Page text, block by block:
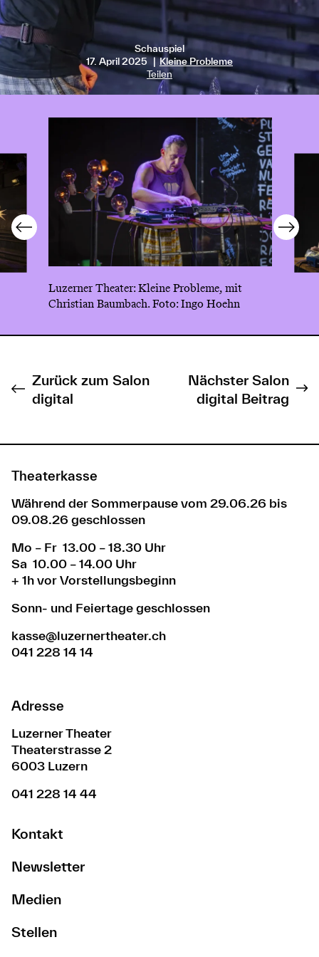
Schauspiel
17. April 2025
Kleine Probleme
Teilen
Luzerner Theater: Kleine Probleme, mit
Christian Baumbach. Foto: Ingo Hoehn
Zurück zum Salon
digital
Nächster Salon
digital Beitrag
Theaterkasse
Während der Sommerpause vom 29.06.26 bis
09.08.26 geschlossen
Mo – Fr 13.00 – 18.30 Uhr
Sa 10.00 – 14.00 Uhr
+ 1h vor Vorstellungsbeginn
Sonn- und Feiertage geschlossen
kasse@luzernertheater.ch
041 228 14 14
Adresse
Luzerner Theater
Theaterstrasse 2
6003 Luzern
041 228 14 44
Kontakt
Newsletter
Medien
Stellen